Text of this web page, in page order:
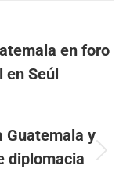
en foro
en Seúl
Guatemala y
diplomacia